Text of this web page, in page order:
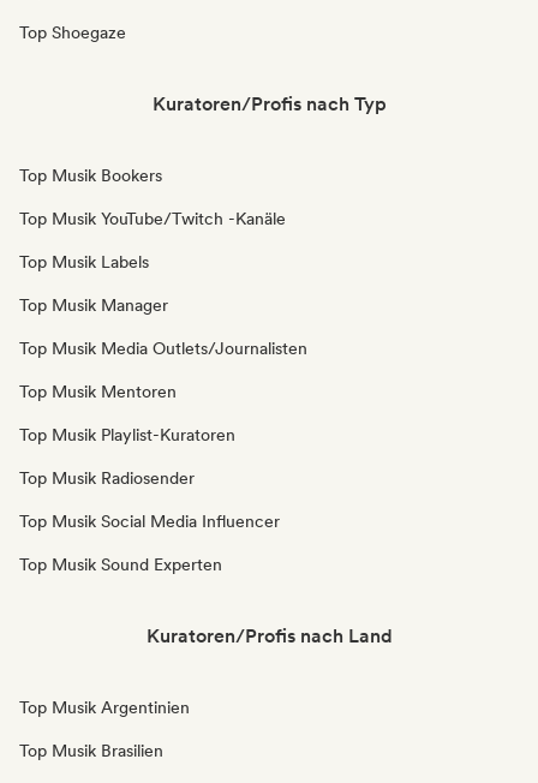
Top Shoegaze
Kuratoren/Profis nach Typ
Top Musik Bookers
Top Musik YouTube/Twitch -Kanäle
Top Musik Labels
Top Musik Manager
Top Musik Media Outlets/Journalisten
Top Musik Mentoren
Top Musik Playlist-Kuratoren
Top Musik Radiosender
Top Musik Social Media Influencer
Top Musik Sound Experten
Kuratoren/Profis nach Land
Top Musik Argentinien
Top Musik Brasilien